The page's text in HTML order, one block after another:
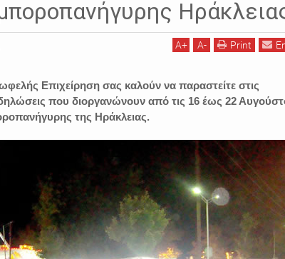
A+ A- Print
Επιχείρηση σας καλούν να παραστείτε στις
που διοργανώνουν από τις 16 έως 22
της Ηράκλειας.